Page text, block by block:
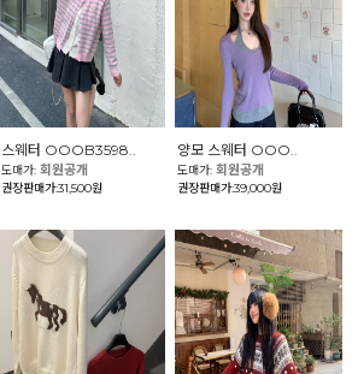
스웨터 OOOB3598..
도매가: 회원공개
권장판매가:31,500원
양모 스웨터 OOO..
도매가:회원공개
권장판매가:39,000원